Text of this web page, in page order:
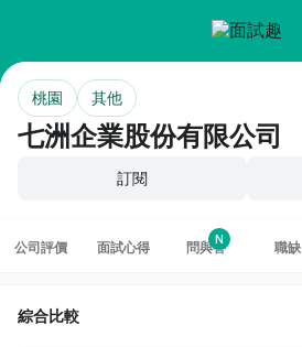
七洲企業股份有限公司
桃園 其他
訂閱
公司評價 面試心得
N
問與答 職缺
綜合比較